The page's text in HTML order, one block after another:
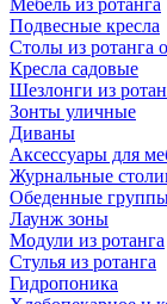
Мебель из ротанга
Подвесные кресла
Столы из ротанга
Кресла садовые
Шезлонги из
Зонты уличные
Диваны
Аксессуары для
Журнальные
Обеденные
Лаунж зоны
Модули из ротанга
Стулья из ротанга
Гидропоника